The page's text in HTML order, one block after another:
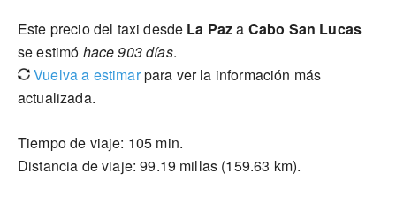
Este precio del taxi desde La Paza Cabo San Lucas
se estimó hace 903 días.
Vuelva a estimarpara ver la información más
actualizada.
Tiempo de viaje: 105 min.
Distancia de viaje: 99.19 millas (159.63 km).